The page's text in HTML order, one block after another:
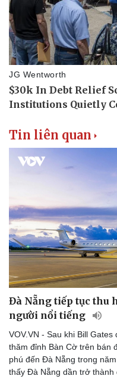
Doanh nghiệp
Thông tin doanh nghiệp
Doanh nghiệp 24h
Doanh nhân
Vì cộng đồng
Tin liên quan
Đà Nẵng tiếp tục thu
người nổi tiếng
VOV.VN - Sau khi Bill
thăm đỉnh Bàn Cờ trên bán
phú đến Đà Nẵng trong
thấy Đà Nẵng dần trở thành